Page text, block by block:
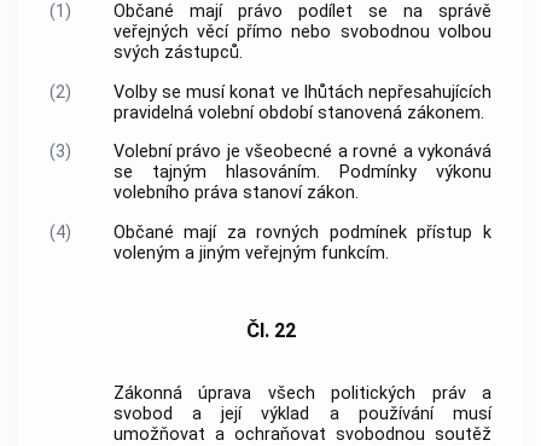
(1)
Občané mají právo podílet se na správě
veřejných věcí přímo nebo svobodnou volbou
svých zástupců.
(2)
Volby se musí konat ve lhůtách nepřesahujících
pravidelná volební období stanovená zákonem.
(3)
Volební právo je všeobecné a rovné a vykonává
se tajným hlasováním. Podmínky výkonu
volebního práva stanoví zákon.
(4)
Občané mají za rovných podmínek přístup k
voleným a jiným veřejným funkcím.
Čl. 22
Zákonná úprava všech politických práv a
svobod a její výklad a používání musí
umožňovat a ochraňovat svobodnou soutěž